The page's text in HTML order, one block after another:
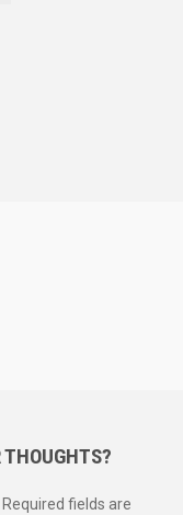
THOUGHTS?
fields are